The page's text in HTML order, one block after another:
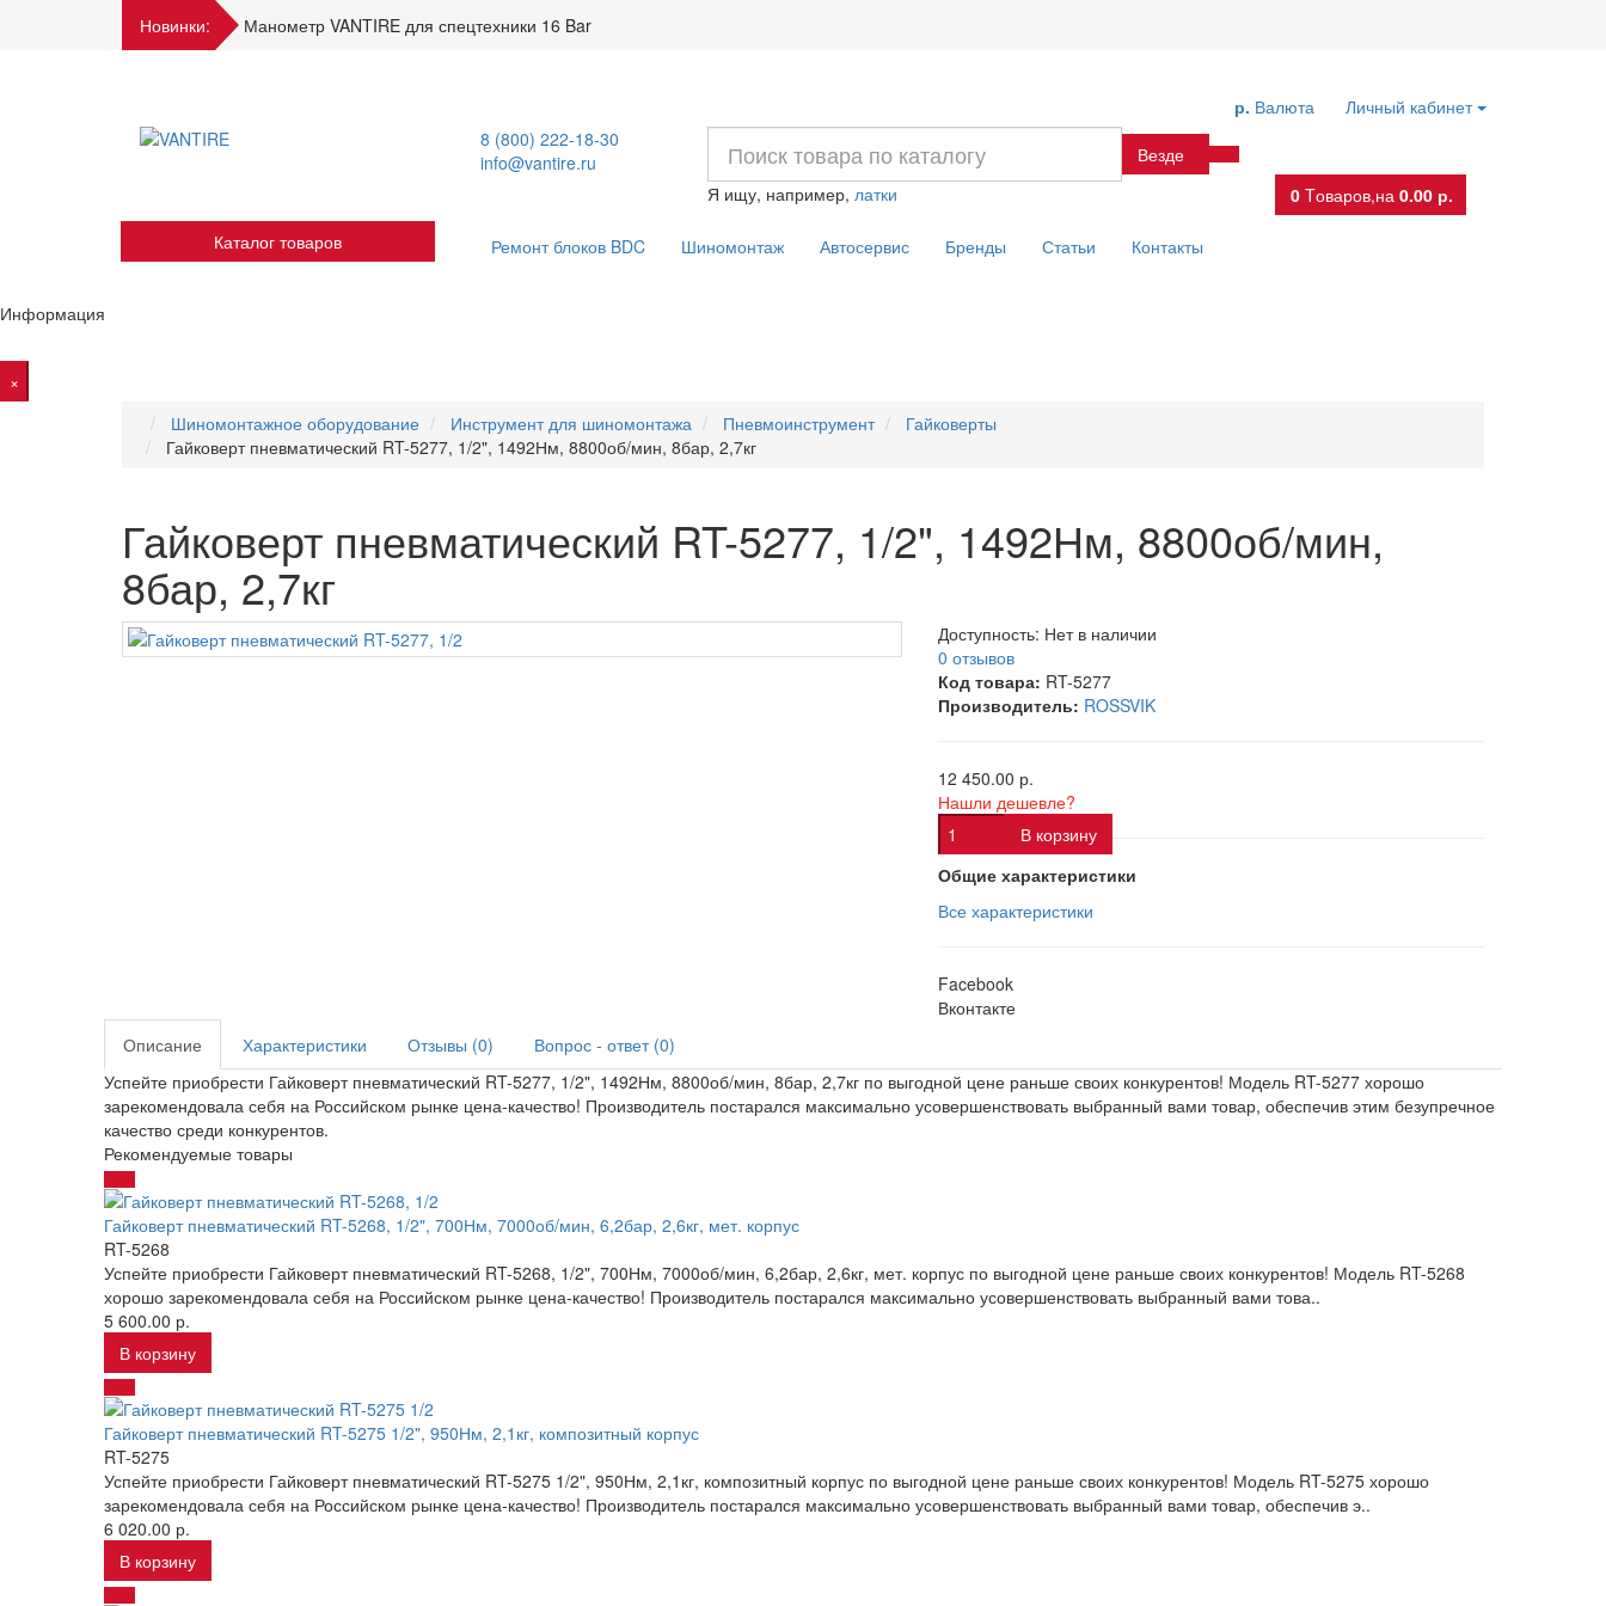
Новинки: Манометр VANTIRE для спецтехники 16 Bar
Личный кабинет
р. Валюта
8 (800) 222-18-30
info@vantire.ru
Везде
Я ищу, например, латки 0 Tоваров,на 0.00 р.
Каталог товаров
Ремонт блоков BDC Шиномонтаж Автосервис Бренды Статьи Контакты
Информация
×
Шиномонтажное оборудование
Инструмент для шиномонтажа Пневмоинструмент
Гайковерты
Гайковерт пневматический RT-5277, 1/2", 1492Нм, 8800об/мин, 8бар, 2,7кг
Гайковерт пневматический RT-5277, 1/2", 1492Нм, 8800об/мин,
8бар, 2,7кг
Доступность: Нет в наличии
0 отзывов
Код товара: RT-5277
Производитель: ROSSVIK
12 450.00 р.
Нашли дешевле?
В корзину
Общие характеристики
Все характеристики
Facebook
Вконтакте
Описание
Характеристики Отзывы (0)
Вопрос - ответ (0)
Успейте приобрести Гайковерт пневматический RT-5277, 1/2", 1492Нм, 8800об/мин, 8бар, 2,7кг по выгодной цене раньше своих конкурентов! Модель RT-5277 хорошо
зарекомендовала себя на Российском рынке цена-качество! Производитель постарался максимально усовершенствовать выбранный вами товар, обеспечив этим безупречное
качество среди конкурентов.
Рекомендуемые товары
Гайковерт пневматический RT-5268, 1/2", 700Нм, 7000об/мин, 6,2бар, 2,6кг, мет. корпус
RT-5268
Успейте приобрести Гайковерт пневматический RT-5268, 1/2", 700Нм, 7000об/мин, 6,2бар, 2,6кг, мет. корпус по выгодной цене раньше своих конкурентов! Модель RT-5268
хорошо зарекомендовала себя на Российском рынке цена-качество! Производитель постарался максимально усовершенствовать выбранный вами това..
5 600.00 р.
В корзину
Гайковерт пневматический RT-5275 1/2", 950Нм, 2,1кг, композитный корпус
RT-5275
Успейте приобрести Гайковерт пневматический RT-5275 1/2", 950Нм, 2,1кг, композитный корпус по выгодной цене раньше своих конкурентов! Модель RT-5275 хорошо
зарекомендовала себя на Российском рынке цена-качество! Производитель постарался максимально усовершенствовать выбранный вами товар, обеспечив э..
6 020.00 р.
В корзину